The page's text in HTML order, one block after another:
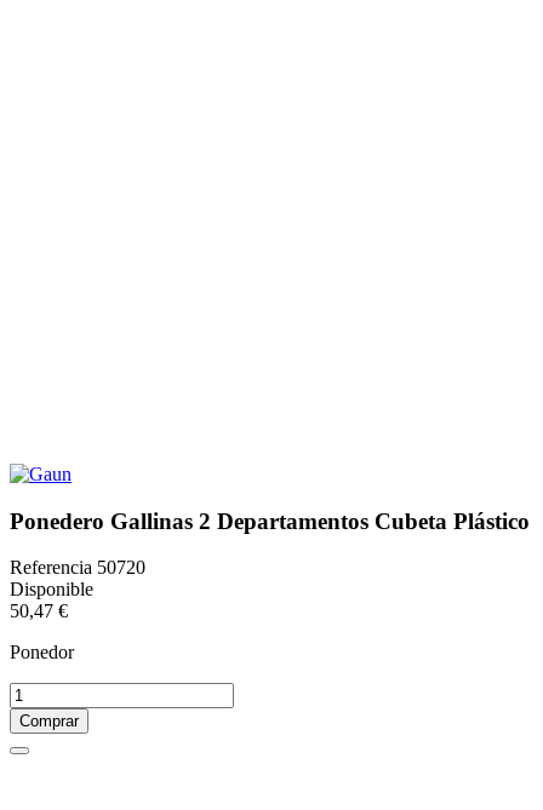
Ponedero Gallinas 2 Departamentos Cubeta Plástico
Referencia 50720
Disponible
50,47 €
Ponedor
Comprar